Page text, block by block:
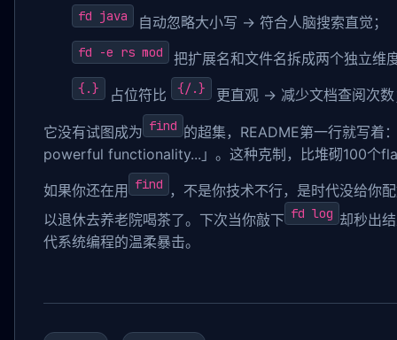
fd java 自动忽略大小写 → 符合人脑搜索直觉；
fd -e rs mod 把扩展名和文件名拆成两个独立维
{.} 占位符比 {/.} 更直观 → 减少文档查阅次数
它没有试图成为 find 的超集，README第一行就写
powerful functionality...」。这种克制，比堆砌100个
如果你还在用 find
，不是你技术不行，是时代没给你
以退休去养老院喝茶了。下次当你敲下 fd log 却秒出
代系统编程的温柔暴击。